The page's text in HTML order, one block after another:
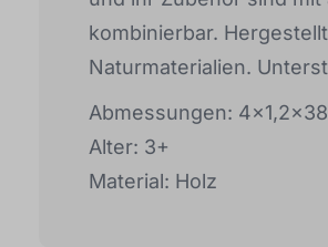
kombinierbar.
Naturmaterialien.
Abmessungen:
Alter: 3+
Material: Holz